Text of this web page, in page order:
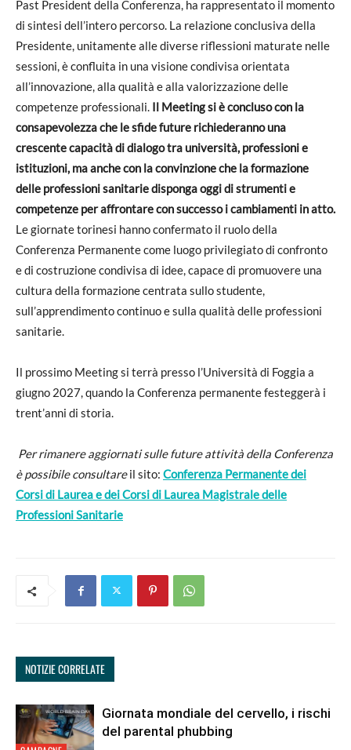
Past President della Conferenza, ha rappresentato il momento
di sintesi dell’intero percorso. La relazione conclusiva della
Presidente, unitamente alle diverse riflessioni maturate nelle
sessioni, è confluita in una visione condivisa orientata
all’innovazione, alla qualità e alla valorizzazione delle
competenze professionali. Il Meeting si è concluso con la
consapevolezza che le sfide future richiederanno una
crescente capacità di dialogo tra università, professioni e
istituzioni, ma anche con la convinzione che la formazione
delle professioni sanitarie disponga oggi di strumenti e
competenze per affrontare con successo i cambiamenti in atto.
Le giornate torinesi hanno confermato il ruolo della
Conferenza Permanente come luogo privilegiato di confronto
e di costruzione condivisa di idee, capace di promuovere una
cultura della formazione centrata sullo studente,
sull’apprendimento continuo e sulla qualità delle professioni
sanitarie.
Il prossimo Meeting si terrà presso l’Università di Foggia a
giugno 2027, quando la Conferenza permanente festeggerà i
trent’anni di storia.
Per rimanere aggiornati sulle future attività della Conferenza
è possibile consultareil sito: Conferenza Permanente dei
Corsi di Laurea e dei Corsi di Laurea Magistrale delle
Professioni Sanitarie
NOTIZIE CORRELATE
Giornata mondiale del cervello, i rischi
del parental phubbing